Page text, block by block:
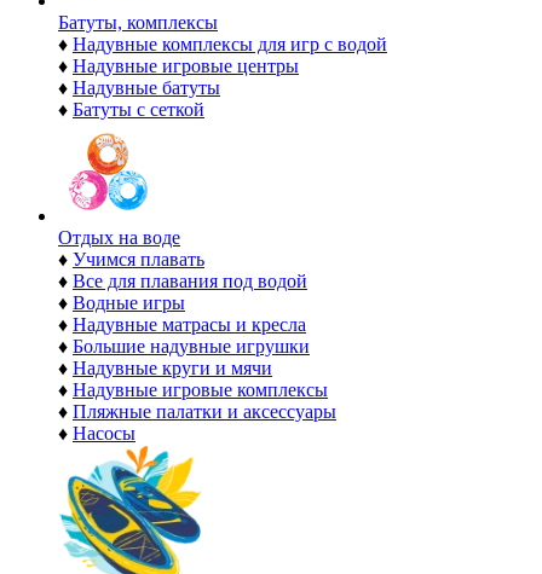
Батуты, комплексы
♦ Надувные комплексы для игр с водой
♦ Надувные игровые центры
♦ Надувные батуты
♦ Батуты с сеткой
Отдых на воде
♦ Учимся плавать
♦ Все для плавания под водой
♦ Водные игры
♦ Надувные матрасы и кресла
♦ Большие надувные игрушки
♦ Надувные круги и мячи
♦ Надувные игровые комплексы
♦ Пляжные палатки и аксессуары
♦ Насосы